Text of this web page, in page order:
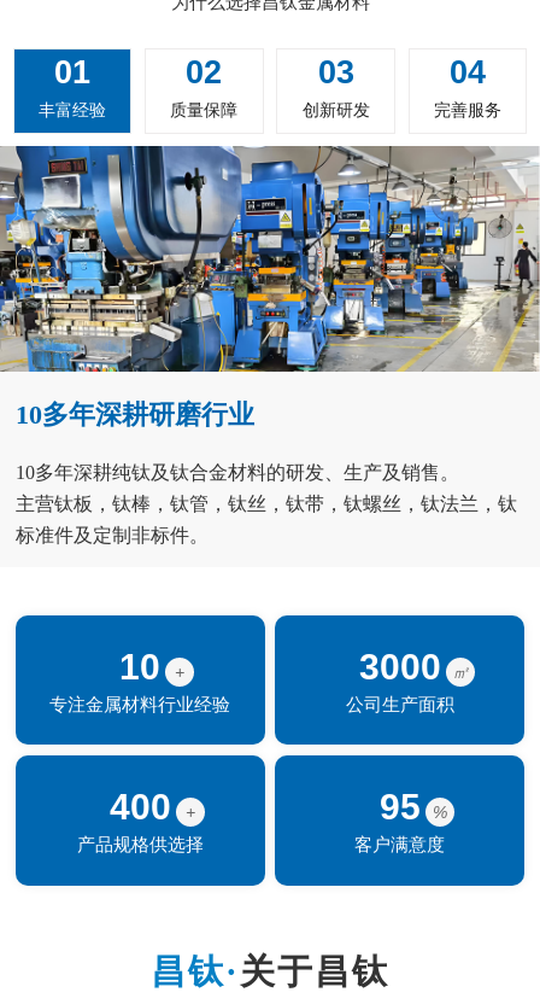
01
丰富经验
02
质量保障
03
创新研发
04
完善服务
10多年深耕研磨行业
10多年深耕纯钛及钛合金材料的研发、生产及销售。
主营钛板，钛棒，钛管，钛丝，钛带，钛螺丝，钛法兰，钛
标准件及定制非标件。
10
+
专注金属材料行业经验
3000
㎡
公司生产面积
400
+
产品规格供选择
95
%
客户满意度
关于昌钛